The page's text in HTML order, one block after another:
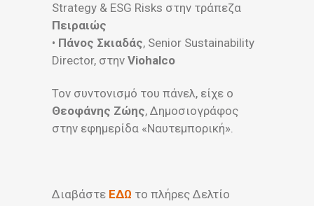
Strategy & ESG Risks στην τράπεζα
Πειραιώς
• Πάνος Σκιαδάς, Senior Sustainability
Director, στην Viohalco
Τον συντονισμό του πάνελ, είχε ο
Θεοφάνης Ζώης, Δημοσιογράφος
στην εφημερίδα «Ναυτεμπορική».
Διαβάστε ΕΔΩ το πλήρες Δελτίο